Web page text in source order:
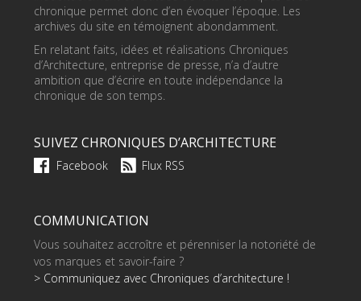
chronique permet donc d’en évoquer l’époque. Les
archives du site en témoignent abondamment.
En relatant faits, idées et réalisations Chroniques
d’Architecture, entreprise de presse, n’a d’autre
ambition que d’écrire en toute indépendance la
chronique de son temps.
SUIVEZ CHRONIQUES D’ARCHITECTURE
Facebook Flux RSS
COMMUNICATION
Vous souhaitez accroître et pérenniser la notoriété de
vos marques et savoir-faire ?
> Communiquez avec Chroniques d’architecture !